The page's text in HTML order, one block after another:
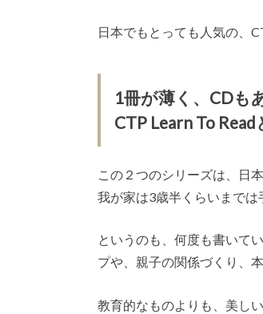
日本でもとっても人気の、
1冊が薄く、CDも
CTP Learn To
この２つのシリーズは、日
我が家は3歳半くらいまでは
というのも、何度も書いて
プや、親子の関係づくり、
教育的なものよりも、美し